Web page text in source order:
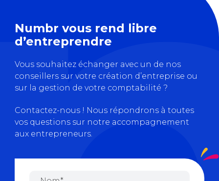
Numbr vous rend libre
d’entreprendre
Vous souhaitez échanger avec un de nos
conseillers sur votre création d’entreprise ou
sur la gestion de votre comptabilité ?
Contactez-nous ! Nous répondrons à toutes
vos questions sur notre accompagnement
aux entrepreneurs.